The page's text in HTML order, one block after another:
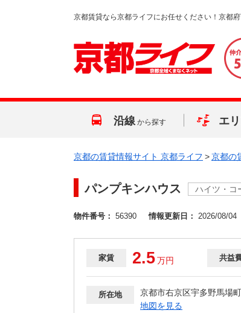
京都賃貸なら京都ライフにお任せください！京都
沿線 から探す エ
京都の賃貸情報サイト 京都ライフ >京都の
パンプキンハウス ハイツ・コ
物件番号： 56390 情報更新日： 2026/08/04
家賃 2.5万円 共益
所在地
京都市右京区宇多野馬場町
地図を見る